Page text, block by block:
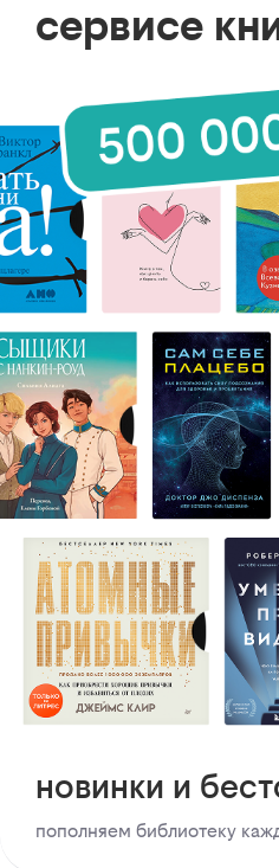
сервисе
новинки и
пополняем библиотеку